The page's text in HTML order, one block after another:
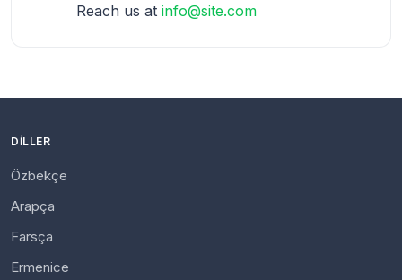
Reach us at info@site.com
DILLER
Özbekçe
Arapça
Farsça
Ermenice